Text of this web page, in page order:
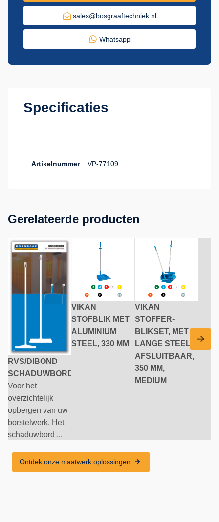
sales@bosgraaftechniek.nl
Whatsapp
Specificaties
Artikelnummer VP-77109
Gerelateerde producten
RVS/DIBOND
SCHADUWBORD
Voor het
overzichtelijk
opbergen van uw
borstelwerk. Het
schaduwbord ...
VIKAN
STOFBLIK MET
ALUMINIUM
STEEL, 330 MM
VIKAN
STOFFER-
BLIKSET, MET
LANGE STEEL,
AFSLUITBAAR,
350 MM,
MEDIUM
Ontdek onze maatwerk oplossingen